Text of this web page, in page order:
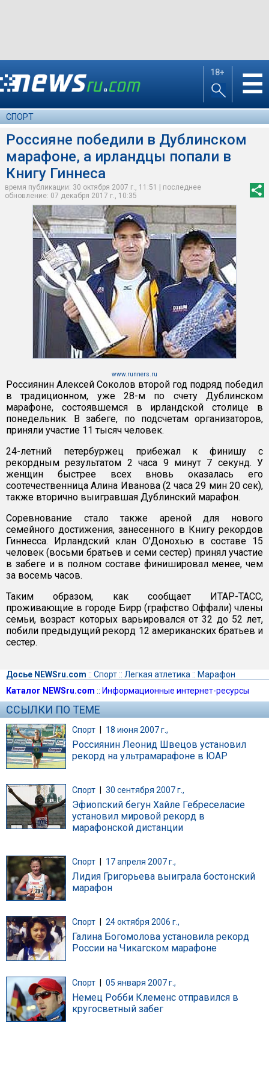
18+ ☰
СПОРТ
Россияне победили в Дублинском
марафоне, а ирландцы попали в
Книгу Гиннеса
время публикации: 30 октября 2007 г., 11:51 | последнее
обновление: 07 декабря 2017 г., 10:35
www.runners.ru
Россиянин Алексей Соколов второй год подряд победил
в традиционном, уже 28-м по счету Дублинском
марафоне, состоявшемся в ирландской столице в
понедельник. В забеге, по подсчетам организаторов,
приняли участие 11 тысяч человек.
24-летний петербуржец прибежал к финишу с
рекордным результатом 2 часа 9 минут 7 секунд. У
женщин быстрее всех вновь оказалась его
соотечественница Алина Иванова (2 часа 29 мин 20 сек),
также вторично выигравшая Дублинский марафон.
Соревнование стало также ареной для нового
семейного достижения, занесенного в Книгу рекордов
Гиннесса. Ирландский клан О'Донохью в составе 15
человек (восьми братьев и семи сестер) принял участие
в забеге и в полном составе финишировал менее, чем
за восемь часов.
Таким образом, как сообщает ИТАР-ТАСС,
проживающие в городе Бирр (графство Оффали) члены
семьи, возраст которых варьировался от 32 до 52 лет,
побили предыдущий рекорд 12 американских братьев и
сестер.
Досье NEWSru.com :: Спорт:: Легкая атлетика :: Марафон
Каталог NEWSru.com :: Информационные интернет-ресурсы
ССЫЛКИ ПО ТЕМЕ
Спорт | 18 июня 2007 г.,
Россиянин Леонид Швецов установил
рекорд на ультрамарафоне в ЮАР
Спорт 30 сентября 2007 г.,
Эфиопский бегун Хайле Гебреселасие
установил мировой рекорд в
марафонской дистанции
Спорт 17 апреля 2007 г.,
Лидия Григорьева выиграла бостонский
марафон
Спорт 24 октября 2006 г.,
Галина Богомолова установила рекорд
России на Чикагском марафоне
Спорт | 05 января 2007 г.,
Немец Робби Клеменс отправился в
кругосветный забег